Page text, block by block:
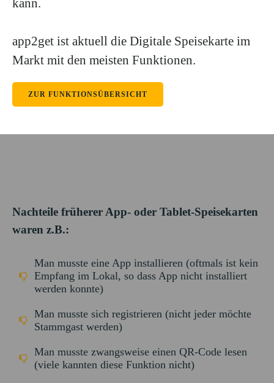
kann.
app2get ist aktuell die Digitale Speisekarte im
Markt mit den meisten Funktionen.
ZUR FUNKTIONSÜBERSICHT
Nachteile früherer App- oder Tablet-Speisekarten
waren z.B.:
Man musste eine App installieren (oftmals ist kein
Empfang im Lokal, so dass App nicht installiert
werden konnte)
Man musste sich registrieren (nicht jeder möchte
Stammgast werden)
Man musste zwangsweise einen QR-Code lesen
(viele kannten diese Funktion nicht)